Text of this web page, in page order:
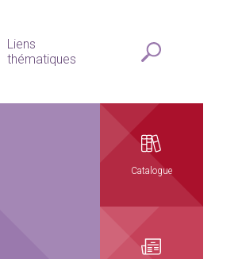
Liens
thématiques
Catalogue